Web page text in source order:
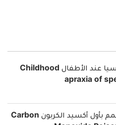
ابراكسيا عند الأطفال Childhood
apraxia of
التسمم بأول أكسيد الكربون Carbon